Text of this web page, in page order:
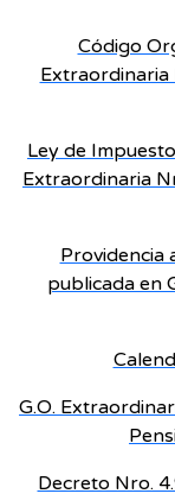
Código
Extraordinaria
Ley de
Extraordinaria
Providencia
publicada en
G.O.
Decreto Nro.